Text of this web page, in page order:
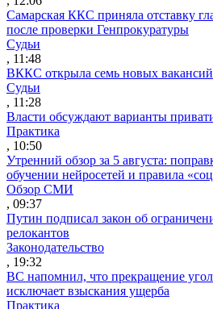
Самарская ККС приняла отставку
после проверки Генпрокуратуры
Судьи
, 11:48
ВККС открыла семь новых вакансий
Судьи
, 11:28
Власти обсуждают варианты
Практика
, 10:50
Утренний обзор за 5 августа:
обучении нейросетей и правила
Обзор СМИ
, 09:37
Путин подписал закон об
релокантов
Законодательство
, 19:32
ВС напомнил, что прекращение
исключает взыскания ущерба
Практика